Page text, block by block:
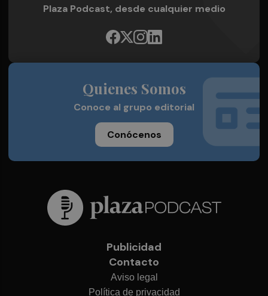
Plaza Podcast, desde cualquier medio
Quienes Somos
Conoce al grupo editorial
Conócenos
Publicidad
Contacto
Aviso legal
Política de privacidad